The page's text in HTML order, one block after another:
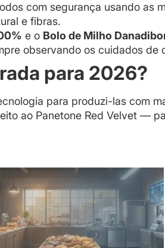
com segurança usando as
e fibras.
e o Bolo de Milho
observando os cuidados de
para 2026?
para produzi-las com
ao Panetone Red Velvet —